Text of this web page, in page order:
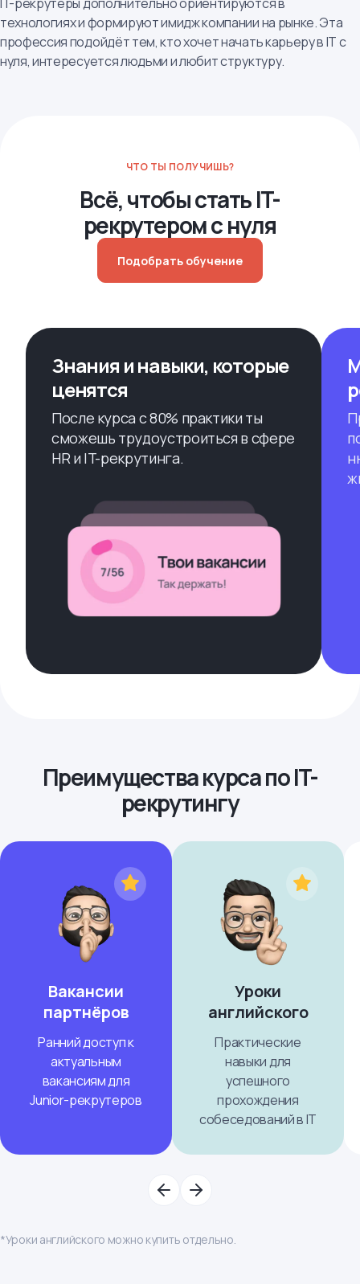
технологиях и формируют имидж компании на рынке. Эта
профессия подойдёт тем, кто хочет начать карьеру в IT с
нуля, интересуется людьми и любит структуру.
ЧТО ТЫ ПОЛУЧИШЬ?
Всё, чтобы стать IT-
рекрутером с нуля
Подобрать обучение
Знания и навыки, которые
ценятся
После курса с 80% практики ты
сможешь трудоустроиться в сфере
HR и IT-рекрутинга.
Преимущества курса по IT-
рекрутингу
Вакансии
партнёров
Ранний доступ к
актуальным
вакансиям для
Junior-рекрутеров
Уроки
английского
Практические
навыки для
успешного
прохождения
собеседований в IT
*Уроки английского можно купить отдельно.